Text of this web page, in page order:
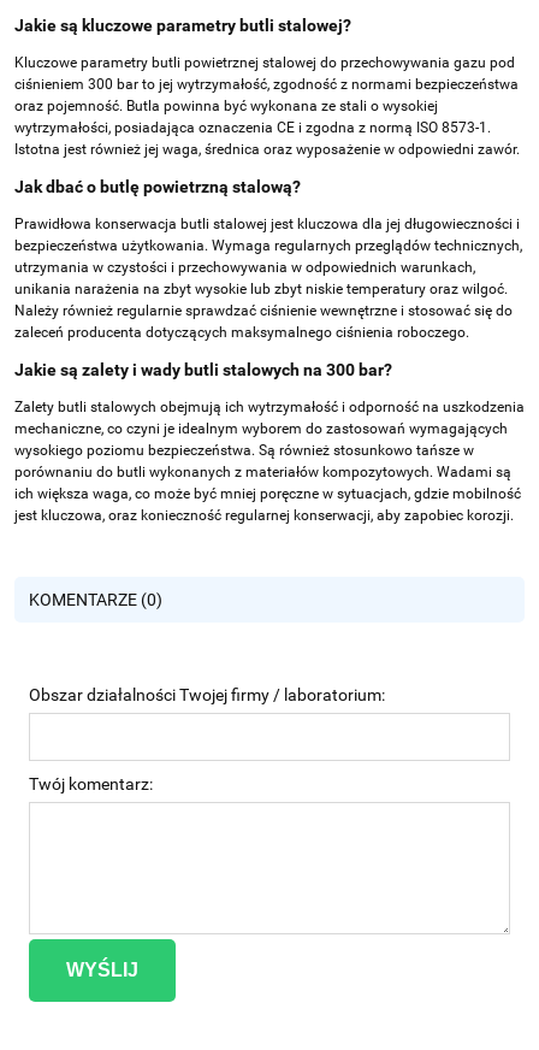
Jakie są kluczowe parametry butli stalowej?
Kluczowe parametry butli powietrznej stalowej do przechowywania gazu pod
ciśnieniem 300 bar to jej wytrzymałość, zgodność z normami bezpieczeństwa
oraz pojemność. Butla powinna być wykonana ze stali o wysokiej
wytrzymałości, posiadająca oznaczenia CE i zgodna z normą ISO 8573-1 .
Istotna jest również jej waga, średnica oraz wyposażenie w odpowiedni zawór.
Jak dbać o butlę powietrzną stalową?
Prawidłowa konserwacja butli stalowej jest kluczowa dla jej długowieczności i
bezpieczeństwa użytkowania. Wymaga regularnych przeglądów technicznych,
utrzymania w czystości i przechowywania w odpowiednich warunkach,
unikania narażenia na zbyt wysokie lub zbyt niskie temperatury oraz wilgoć.
Należy również regularnie sprawdzać ciśnienie wewnętrzne i stosować się do
zaleceń producenta dotyczących maksymalnego ciśnienia roboczego.
Jakie są zalety i wady butli stalowych na 300 bar?
Zalety butli stalowych obejmują ich wytrzymałość i odporność na uszkodzenia
mechaniczne, co czyni je idealnym wyborem do zastosowań wymagających
wysokiego poziomu bezpieczeństwa. Są również stosunkowo tańsze w
porównaniu do butli wykonanych z materiałów kompozytowych. Wadami są
ich większa waga, co może być mniej poręczne w sytuacjach, gdzie mobilność
jest kluczowa, oraz konieczność regularnej konserwacji, aby zapobiec korozji.
KOMENTARZE (0)
Obszar działalności Twojej firmy / laboratorium:
Twój komentarz:
WYŚLIJ